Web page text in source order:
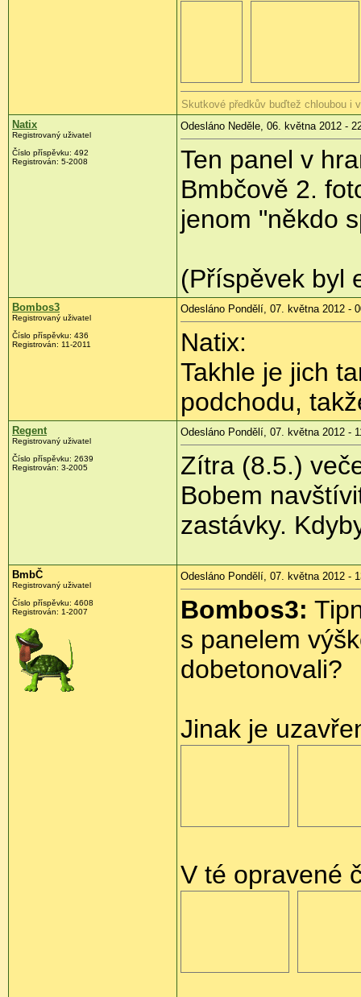
Skutkové předkův buďtež chloubou i
Natix
Registrovaný uživatel
Číslo příspěvku: 492
Registrován: 5-2008
Odesláno Neděle, 06. května 2012 -
Ten panel v
Bmbčově 2.
jenom "někdo
(Příspěvek byl
Bombos3
Registrovaný uživatel
Číslo příspěvku: 436
Registrován: 11-2011
Odesláno Pondělí, 07. května 2012 -
Natix:
Takhle je jich
podchodu,
Regent
Registrovaný uživatel
Číslo příspěvku: 2639
Registrován: 3-2005
Odesláno Pondělí, 07. května 2012 -
Zítra (8.5.)
Bobem
zastávky.
BmbČ
Registrovaný uživatel
Číslo příspěvku: 4608
Registrován: 1-2007
Odesláno Pondělí, 07. května 2012 -
Bombos3:
s panelem
dobetonovali?
Jinak je
V té opravené